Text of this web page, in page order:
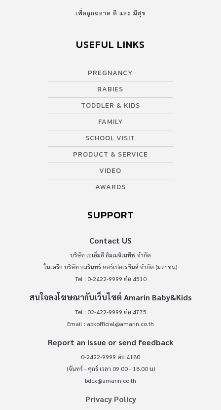
เพื่อลูกฉลาด ดี และ มีสุข
USEFUL LINKS
PREGNANCY
BABIES
TODDLER & KIDS
FAMILY
SCHOOL VISIT
PRODUCT & SERVICE
VIDEO
AWARDS
SUPPORT
Contact US
บริษัท เอเอ็มอี อิมเมจิเนทีฟ จำกัด
ในเครือ บริษัท อมรินทร์ คอร์เปอเรชั่นส์ จำกัด (มหาชน)
Tel : 0-2422-9999 ต่อ 4510
สนใจลงโฆษณากับเว็บไซต์ Amarin Baby&Kids
Tel : 02-422-9999 ต่อ 4775
Email : abkofficial@amarin.co.th
Report an issue or send feedback
0-2422-9999 ต่อ 4180
(จันทร์ - ศุกร์ เวลา 09.00 - 18.00 น)
bdcx@amarin.co.th
Privacy Policy